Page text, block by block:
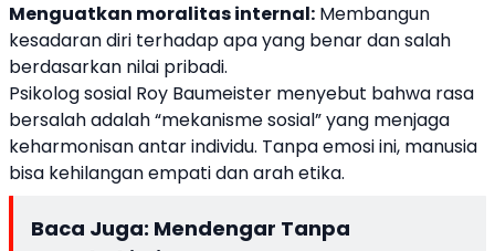
Menguatkan moralitas internal: Membangun
kesadaran diri terhadap apa yang benar dan salah
berdasarkan nilai pribadi.
Psikolog sosial Roy Baumeister menyebut bahwa rasa
bersalah adalah “mekanisme sosial” yang menjaga
keharmonisan antar individu. Tanpa emosi ini, manusia
bisa kehilangan empati dan arah etika.
Baca Juga: Mendengar Tanpa